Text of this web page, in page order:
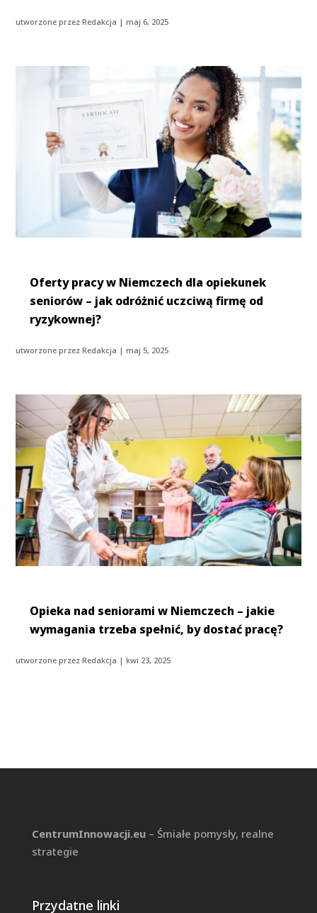
utworzone przezRedakcja |maj 6, 2025
Oferty pracy w Niemczech dla opiekunek
seniorów – jak odróżnić uczciwą firmę od
ryzykownej?
utworzone przezRedakcja |maj 5, 2025
Opieka nad seniorami w Niemczech – jakie
wymagania trzeba spełnić, by dostać pracę?
utworzone przezRedakcja |kwi 23, 2025
CentrumInnowacji.eu– Śmiałe pomysły, realne
strategie
Przydatne linki